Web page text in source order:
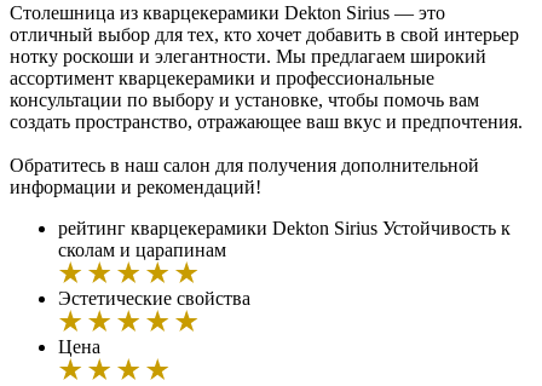
Столешница из кварцекерамики Dekton Sirius — это
отличный выбор для тех, кто хочет добавить в свой интерьер
нотку роскоши и элегантности. Мы предлагаем широкий
ассортимент кварцекерамики и профессиональные
консультации по выбору и установке, чтобы помочь вам
создать пространство, отражающее ваш вкус и предпочтения.
Обратитесь в наш салон для получения дополнительной
информации и рекомендаций!
рейтинг кварцекерамики Dekton Sirius Устойчивость к
сколам и царапинам
Эстетические свойства
Цена